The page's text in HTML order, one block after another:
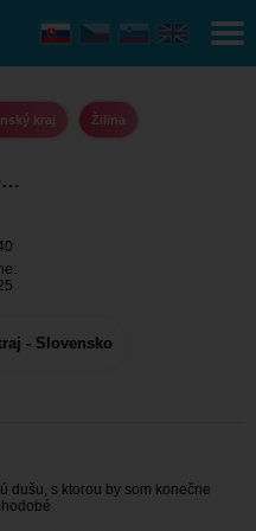
kraj Žilina
- Slovensko
dušu, s ktorou by som konečne